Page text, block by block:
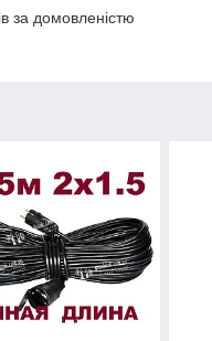
за домовленістю